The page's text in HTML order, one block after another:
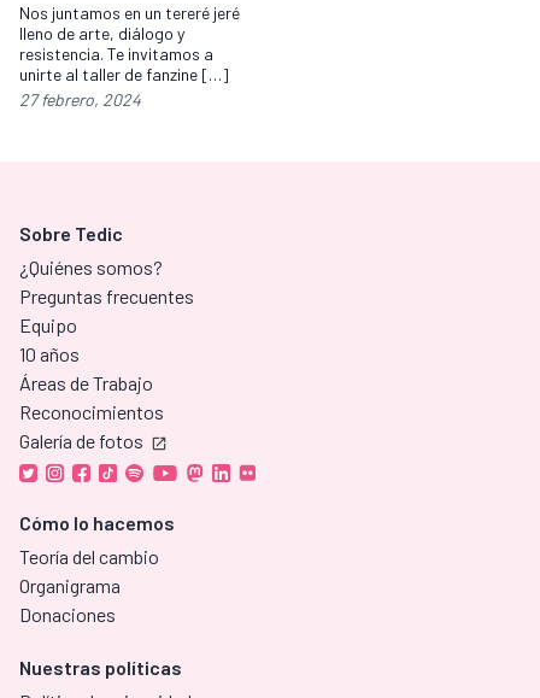
Nos juntamos en un tereré jeré
lleno de arte, diálogo y
resistencia. Te invitamos a
unirte al taller de fanzine […]
27 febrero, 2024
Sobre Tedic
¿Quiénes somos?
Preguntas frecuentes
Equipo
10 años
Áreas de Trabajo
Reconocimientos
Galería de fotos
Cómo lo hacemos
Teoría del cambio
Organigrama
Donaciones
Nuestras políticas